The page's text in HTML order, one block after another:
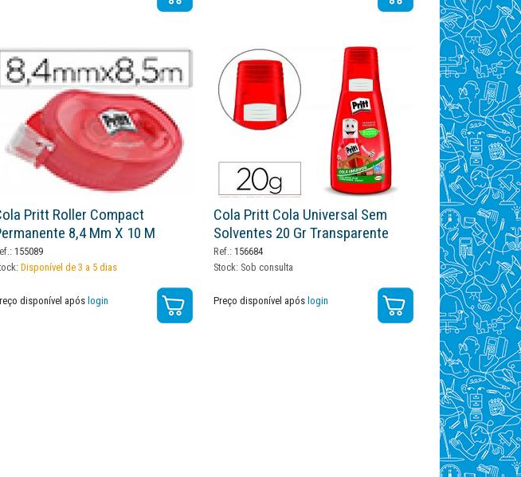
Pritt Roller Compact
8,4 Mm X 10 M
155089
Disponível de 3 a 5 dias
disponível após login
Cola Pritt Cola Universal Sem
Solventes 20 Gr Transparente
Ref.: 156684
Stock: Sob consulta
Preço disponível após login